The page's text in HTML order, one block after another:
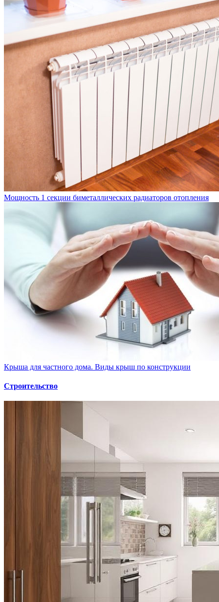
Мощность 1 секции биметаллических радиаторов отопления
Крыша для частного дома. Виды крыш по конструкции
Строительство